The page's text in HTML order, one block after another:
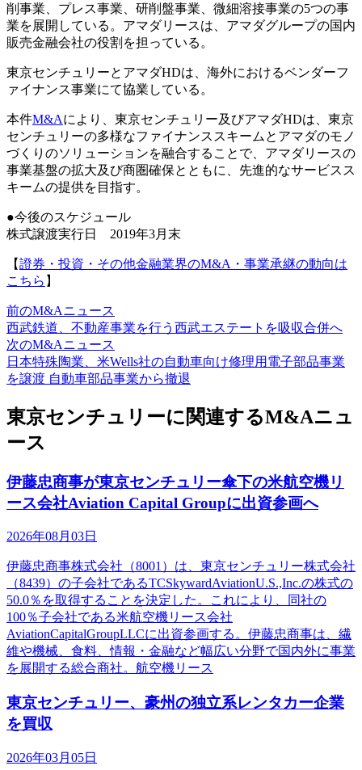
削事業、プレス事業、研削盤事業、微細溶接事業の5つの事
業を展開している。アマダリースは、アマダグループの国内
販売金融会社の役割を担っている。
東京センチュリーとアマダHDは、海外におけるベンダーフ
ァイナンス事業にて協業している。
本件M&Aにより、東京センチュリー及びアマダHDは、東京
センチュリーの多様なファイナンススキームとアマダのモノ
づくりのソリューションを融合することで、アマダリースの
事業基盤の拡大及び商圏確保とともに、先進的なサービスス
キームの提供を目指す。
●今後のスケジュール
株式譲渡実行日 2019年3月末
【證券・投資・その他金融業界のM&A・事業承継の動向は
こちら 】
前のM&Aニュース
西武鉄道、不動産事業を行う西武エステートを吸収合併へ
次のM&Aニュース
日本特殊陶業、米Wells社の自動車向け修理用電子部品事業
を譲渡 自動車部品事業から撤退
東京センチュリーに関連するM&Aニュ
ース
伊藤忠商事が東京センチュリー傘下の米航空機リ
ース会社Aviation Capital Groupに出資参画へ
2026年08月03日
伊藤忠商事株式会社（8001）は、東京センチュリー株式会社
（8439）の子会社であるTCSkywardAviationU.S.,Inc.の株式の
50.0％を取得することを決定した。これにより、同社の
100％子会社である米航空機リース会社
AviationCapitalGroupLLCに出資参画する。伊藤忠商事は、繊
維や機械、食料、情報・金融など幅広い分野で国内外に事業
を展開する総合商社。航空機リース
東京センチュリー、豪州の独立系レンタカー企業
を買収
2026年03月05日